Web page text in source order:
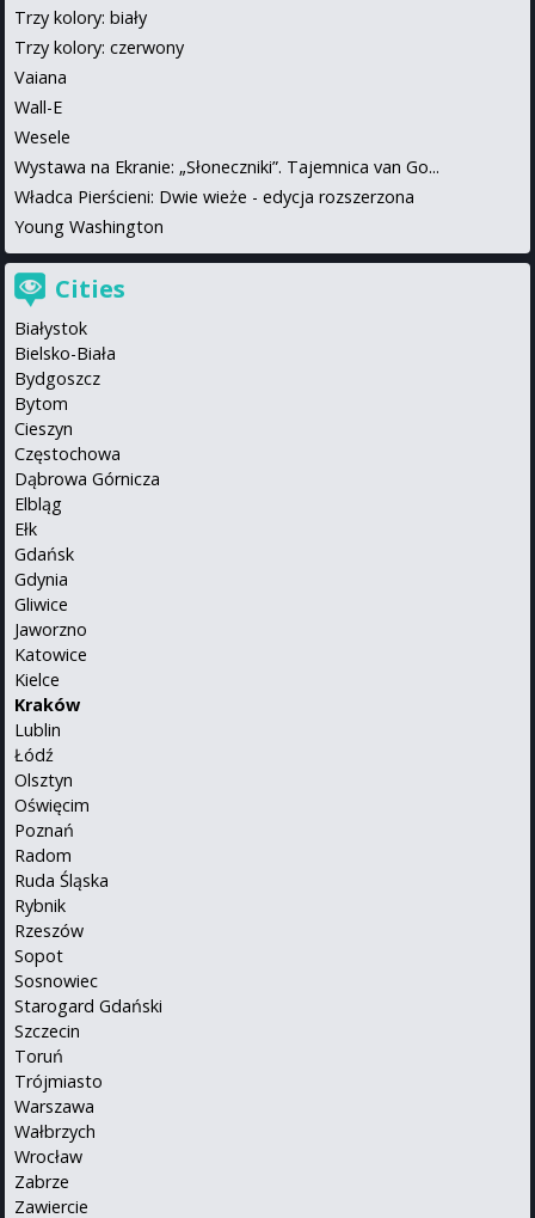
Trzy kolory: biały
Trzy kolory: czerwony
Vaiana
Wall-E
Wesele
Wystawa na Ekranie: „Słoneczniki”. Tajemnica van Go...
Władca Pierścieni: Dwie wieże - edycja rozszerzona
Young Washington
Cities
Białystok
Bielsko-Biała
Bydgoszcz
Bytom
Cieszyn
Częstochowa
Dąbrowa Górnicza
Elbląg
Ełk
Gdańsk
Gdynia
Gliwice
Jaworzno
Katowice
Kielce
Kraków
Lublin
Łódź
Olsztyn
Oświęcim
Poznań
Radom
Ruda Śląska
Rybnik
Rzeszów
Sopot
Sosnowiec
Starogard Gdański
Szczecin
Toruń
Trójmiasto
Warszawa
Wałbrzych
Wrocław
Zabrze
Zawiercie